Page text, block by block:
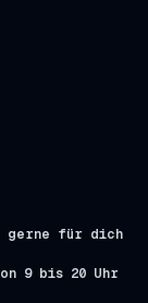
gerne für dich
9 bis 20 Uhr